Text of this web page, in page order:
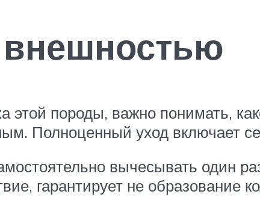
внешностью
этой породы, важно понимать,
Полноценный уход включает
вычесывать один
гарантирует не образование